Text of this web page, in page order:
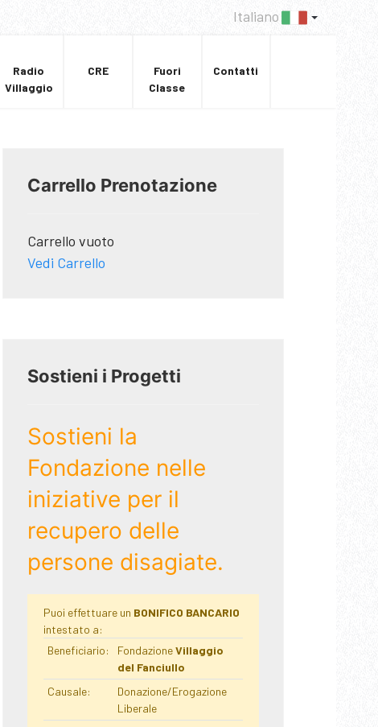
Italiano
Radio
Villaggio
CRE
Fuori
Classe
Contatti
Carrello Prenotazione
Carrello vuoto
Vedi Carrello
Sostieni i Progetti
Sostieni la
Fondazione nelle
iniziative per il
recupero delle
persone disagiate.
Puoi effettuare un BONIFICO BANCARIO
intestato a:
Beneficiario:
FondazioneVillaggio
del Fanciullo
Causale:
Donazione/Erogazione
Liberale